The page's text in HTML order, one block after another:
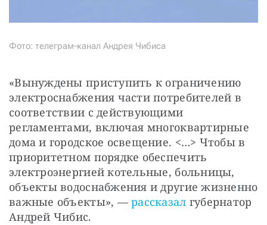
Фото: телеграм-канал Андрея Чибиса
«Вынуждены приступить к ограничению
электроснабжения части потребителей в
соответствии с действующими
регламентами, включая многоквартирные
дома и городское освещение. <…> Чтобы в
приоритетном порядке обеспечить
электроэнергией котельные, больницы,
объекты водоснабжения и другие жизненно
важные объекты», — рассказал губернатор
Андрей Чибис.